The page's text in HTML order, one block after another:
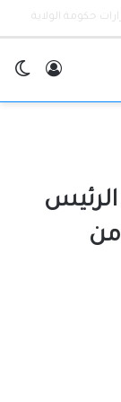
أكثر من زاوية
من